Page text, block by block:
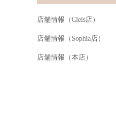
店舗情報（Cleis店）
店舗情報（Sophia店）
店舗情報（本店）